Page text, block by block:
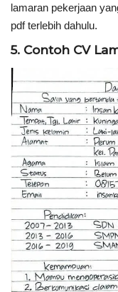
lamaran pekerjaan
pdf terlebih dahulu.
5. Contoh CV